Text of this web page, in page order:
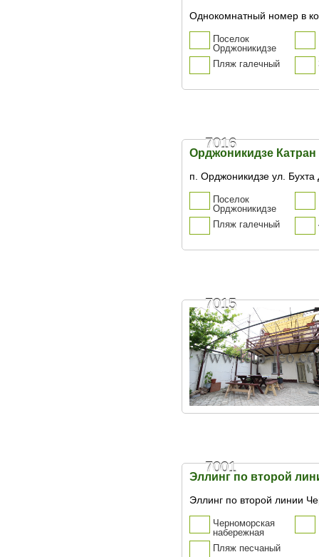
Однокомнатный номер в
Поселок
Орджоникидзе
Пляж галечный
7016
Орджоникидзе Катран
п. Орджоникидзе ул. Бухта
Поселок
Орджоникидзе
Пляж галечный
7015
7001
Эллинг по второй
Эллинг по второй линии
Черноморская
набережная
Пляж песчаный